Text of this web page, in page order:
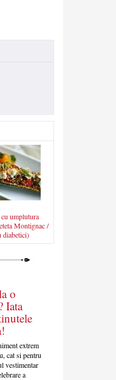
umplutura
Montignac /
diabetici)
o
Iata
extrem
cat si pentru
vestimentar
a